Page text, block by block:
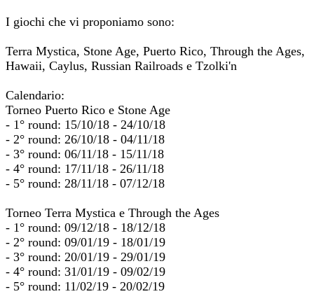
I giochi che vi proponiamo sono:
Terra Mystica, Stone Age, Puerto Rico, Through the Ages,
Hawaii, Caylus, Russian Railroads e Tzolki'n
Calendario:
Torneo Puerto Rico e Stone Age
- 1° round: 15/10/18 - 24/10/18
- 2° round: 26/10/18 - 04/11/18
- 3° round: 06/11/18 - 15/11/18
- 4° round: 17/11/18 - 26/11/18
- 5° round: 28/11/18 - 07/12/18
Torneo Terra Mystica e Through the Ages
- 1° round: 09/12/18 - 18/12/18
- 2° round: 09/01/19 - 18/01/19
- 3° round: 20/01/19 - 29/01/19
- 4° round: 31/01/19 - 09/02/19
- 5° round: 11/02/19 - 20/02/19